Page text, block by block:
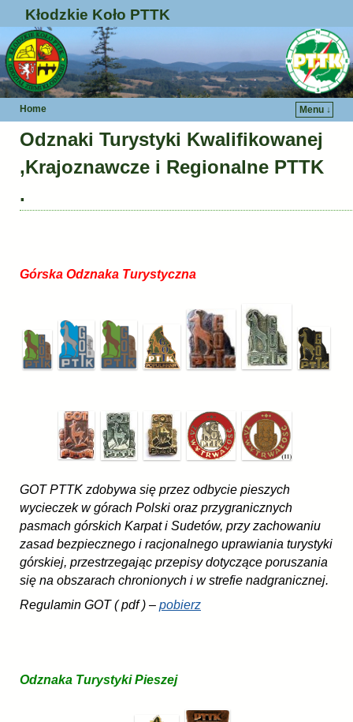
Kłodzkie Koło PTTK
Home Menu ↓
Odznaki Turystyki Kwalifikowanej
,Krajoznawcze i Regionalne PTTK
.
Górska Odznaka Turystyczna
GOT PTTK zdobywa się przez odbycie pieszych
wycieczek w górach Polski oraz przygranicznych
pasmach górskich Karpat i Sudetów, przy zachowaniu
zasad bezpiecznego i racjonalnego uprawiania turystyki
górskiej, przestrzegając przepisy dotyczące poruszania
się na obszarach chronionych i w strefie nadgranicznej.
Regulamin GOT ( pdf ) – pobierz
Odznaka Turystyki Pieszej